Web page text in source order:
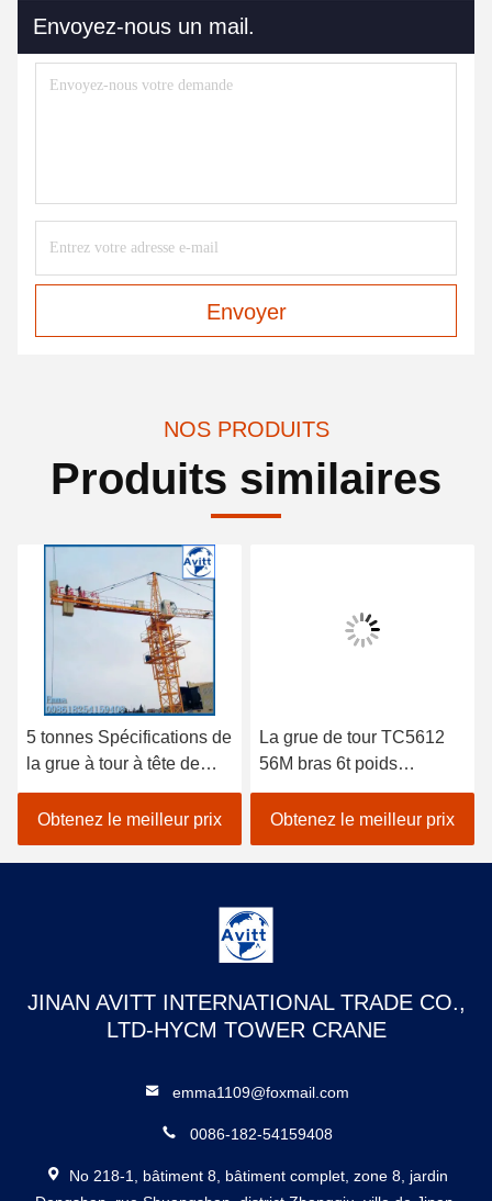
Envoyez-nous un mail.
Envoyer
NOS PRODUITS
Produits similaires
5 tonnes Spécifications de
la grue à tour à tête de
chat pour les projets de
construction civile
Obtenez le meilleur prix
La grue de tour TC5612
56M bras 6t poids
équipement de
construction de bâtiment
Obtenez le meilleur prix
JINAN AVITT INTERNATIONAL TRADE CO.,
LTD-HYCM TOWER CRANE
emma1109@foxmail.com
0086-182-54159408
No 218-1, bâtiment 8, bâtiment complet, zone 8, jardin